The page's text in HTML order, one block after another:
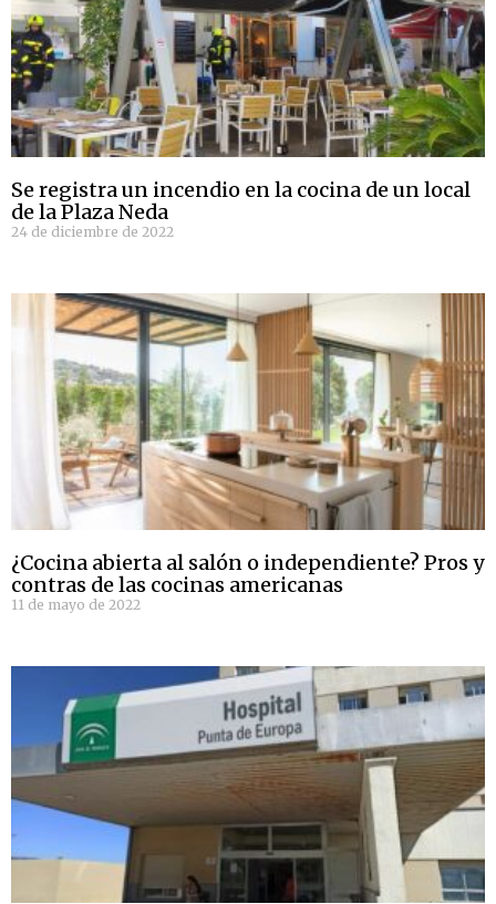
Se registra un incendio en la cocina de un local
de la Plaza Neda
24 de diciembre de 2022
¿Cocina abierta al salón o independiente? Pros y
contras de las cocinas americanas
11 de mayo de 2022